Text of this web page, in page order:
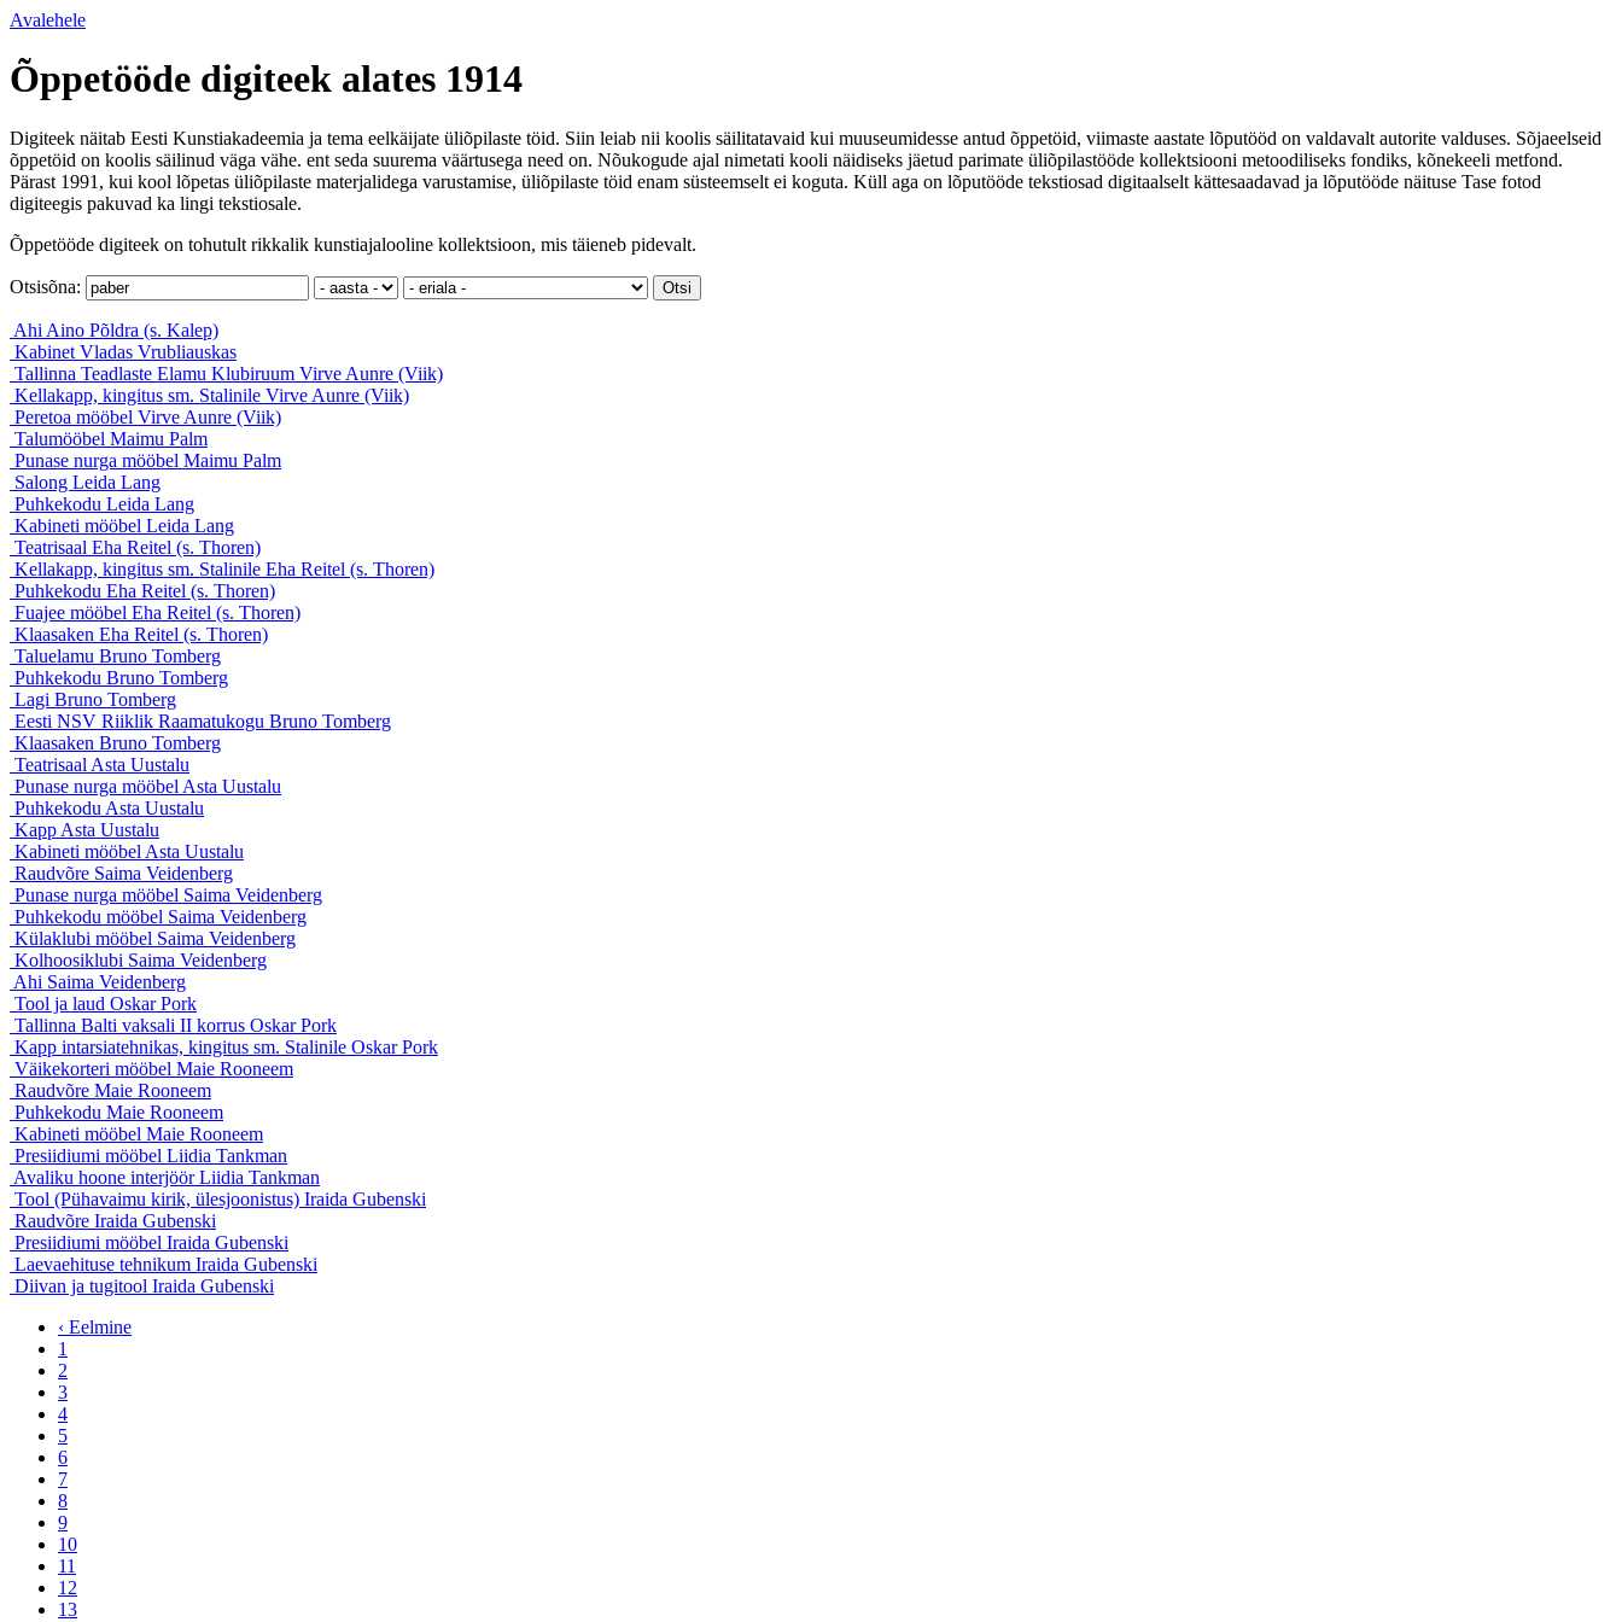
Avalehele
Õppetööde digiteek alates 1914
Digiteek näitab Eesti Kunstiakadeemia ja tema eelkäijate üliõpilaste töid. Siin leiab nii koolis säilitatavaid kui muuseumidesse antud õppetöid, viimaste aastate lõputööd on valdavalt autorite valduses. Sõjaeelseid
õppetöid on koolis säilinud väga vähe. ent seda suurema väärtusega need on. Nõukogude ajal nimetati kooli näidiseks jäetud parimate üliõpilastööde kollektsiooni metoodiliseks fondiks, kõnekeeli metfond.
Pärast 1991, kui kool lõpetas üliõpilaste materjalidega varustamise, üliõpilaste töid enam süsteemselt ei koguta. Küll aga on lõputööde tekstiosad digitaalselt kättesaadavad ja lõputööde näituse Tase fotod
digiteegis pakuvad ka lingi tekstiosale.
Õppetööde digiteek on tohutult rikkalik kunstiajalooline kollektsioon, mis täieneb pidevalt.
Otsisõna:
Ahi Aino Põldra (s. Kalep)
Kabinet Vladas Vrubliauskas
Tallinna Teadlaste Elamu Klubiruum Virve Aunre (Viik)
Kellakapp, kingitus sm. Stalinile Virve Aunre (Viik)
Peretoa mööbel Virve Aunre (Viik)
Talumööbel Maimu Palm
Punase nurga mööbel Maimu Palm
Salong Leida Lang
Puhkekodu Leida Lang
Kabineti mööbel Leida Lang
Teatrisaal Eha Reitel (s. Thoren)
Kellakapp, kingitus sm. Stalinile Eha Reitel (s. Thoren)
Puhkekodu Eha Reitel (s. Thoren)
Fuajee mööbel Eha Reitel (s. Thoren)
Klaasaken Eha Reitel (s. Thoren)
Taluelamu Bruno Tomberg
Puhkekodu Bruno Tomberg
Lagi Bruno Tomberg
Eesti NSV Riiklik Raamatukogu Bruno Tomberg
Klaasaken Bruno Tomberg
Teatrisaal Asta Uustalu
Punase nurga mööbel Asta Uustalu
Puhkekodu Asta Uustalu
Kapp Asta Uustalu
Kabineti mööbel Asta Uustalu
Raudvõre Saima Veidenberg
Punase nurga mööbel Saima Veidenberg
Puhkekodu mööbel Saima Veidenberg
Külaklubi mööbel Saima Veidenberg
Kolhoosiklubi Saima Veidenberg
Ahi Saima Veidenberg
Tool ja laud Oskar Pork
Tallinna Balti vaksali II korrus Oskar Pork
Kapp intarsiatehnikas, kingitus sm. Stalinile Oskar Pork
Väikekorteri mööbel Maie Rooneem
Raudvõre Maie Rooneem
Puhkekodu Maie Rooneem
Kabineti mööbel Maie Rooneem
Presiidiumi mööbel Liidia Tankman
Avaliku hoone interjöörLiidia Tankman
Tool (Pühavaimu kirik, ülesjoonistus) Iraida Gubenski
Raudvõre Iraida Gubenski
Presiidiumi mööbel Iraida Gubenski
Laevaehituse tehnikum Iraida Gubenski
Diivan ja tugitool Iraida Gubenski
‹ Eelmine
1
2
3
4
5
6
7
8
9
10
11
12
13